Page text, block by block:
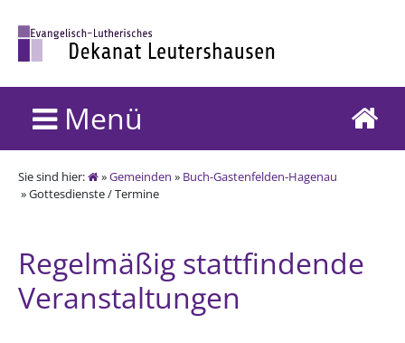
Menü
Sie sind hier: »Gemeinden » Buch-Gastenfelden-Hagenau
» Gottesdienste / Termine
Regelmäßig stattfindende
Veranstaltungen